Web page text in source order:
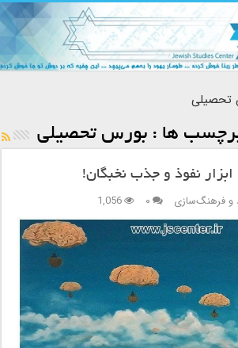
تحصیلی
برچسب ها :بورس تحصیلی
نفوذ و جذب نخبگان!
و فرهنگ‌سازی ۰ 1,056